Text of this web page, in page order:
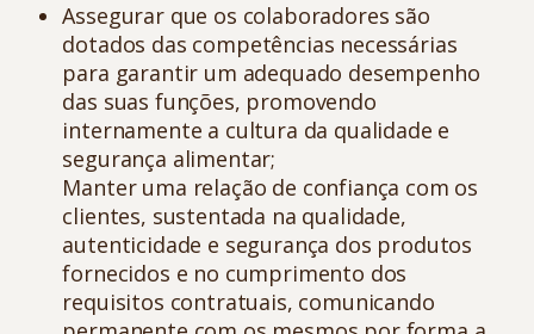
Assegurar que os colaboradores são
dotados das competências necessárias
para garantir um adequado desempenho
das suas funções, promovendo
internamente a cultura da qualidade e
segurança alimentar;
Manter uma relação de confiança com os
clientes, sustentada na qualidade,
autenticidade e segurança dos produtos
fornecidos e no cumprimento dos
requisitos contratuais, comunicando